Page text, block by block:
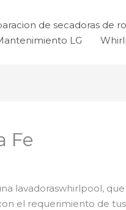
de secadoras de
LG
Fe
lavadoraswhirlpool,
el requerimiento de